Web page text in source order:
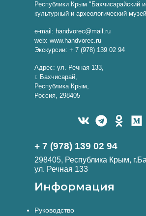
Республики Крым "Бахчисарайский
культурный и археологический
e-mail: handvorec@mail.ru
web: www.handvorec.ru
Экскурсии: + 7 (978) 139 02 94
Адрес: ул. Речная 133,
г. Бахчисарай,
Республика Крым,
Россия, 298405
+ 7 (978) 139 02 94
298405, Республика Крым,
ул. Речная 133
Информация
Руководство